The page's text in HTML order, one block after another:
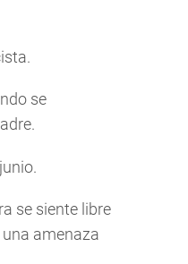
se
se siente libre
amenaza